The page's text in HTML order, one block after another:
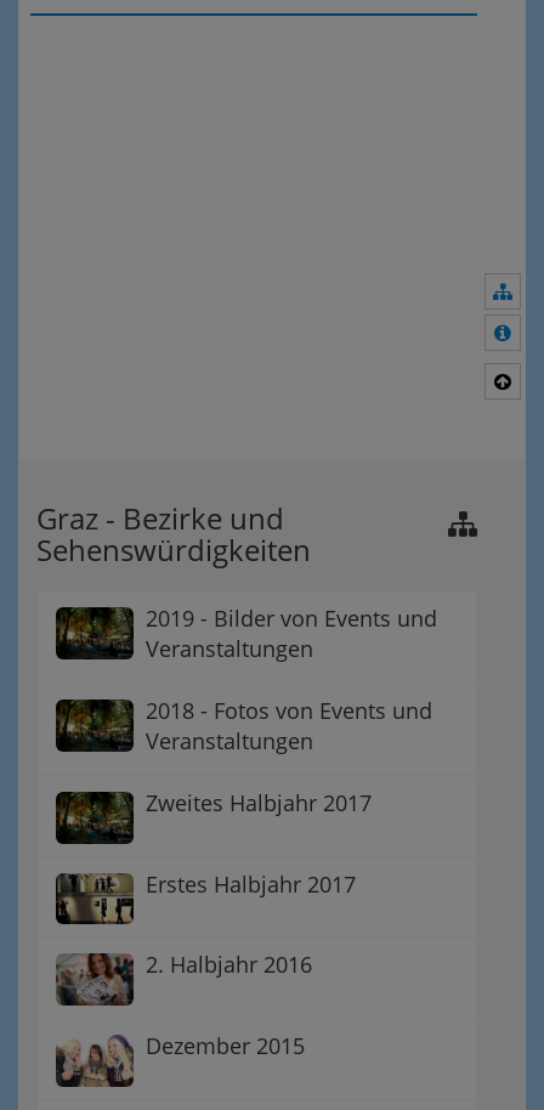
Graz - Bezirke und
Sehenswürdigkeiten
2019 - Bilder von Events und
Veranstaltungen
2018 - Fotos von Events und
Veranstaltungen
Zweites Halbjahr 2017
Erstes Halbjahr 2017
2. Halbjahr 2016
Dezember 2015